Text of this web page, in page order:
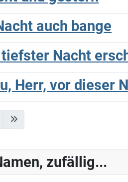
auch bange
Nacht
Herr, vor dieser
zufällig...